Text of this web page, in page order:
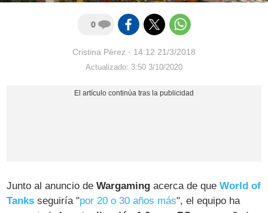
0
Cristina Pérez · 14:12 21/3/2018
Actualizado: 3:50 3/10/2020
Junto al anuncio deWargaming acerca de queWorld of
Tanks seguiría "por 20 o 30 años más", el equipo ha